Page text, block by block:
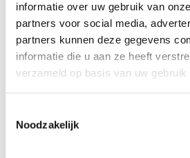
informatie over uw gebruik van
partners voor social media,
partners kunnen deze gegevens
informatie die u aan ze heeft
verzameld op basis van uw
Noodzakelijk
Sfeerimpressie